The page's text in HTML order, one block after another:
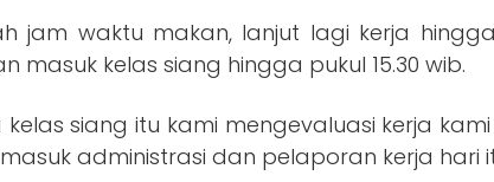
jam waktu makan, lanjut lagi kerja hingga
masuk kelas siang hingga pukul 15.30 wib.
kelas siang itu kami mengevaluasi kerja
administrasi dan pelaporan kerja hari